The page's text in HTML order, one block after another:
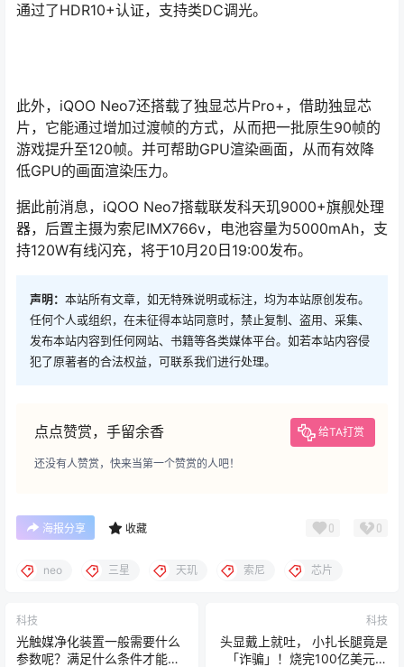
通过了HDR10+认证，支持类DC调光。
此外，iQOO Neo7还搭载了独显芯片Pro+，借助独显芯
片，它能通过增加过渡帧的方式，从而把一批原生90帧的
游戏提升至120帧。并可帮助GPU渲染画面，从而有效降
低GPU的画面渲染压力。
据此前消息，iQOO Neo7搭载联发科天玑9000+旗舰处理
器，后置主摄为索尼IMX766v，电池容量为5000mAh，支
持120W有线闪充，将于10月20日19:00发布。
声明： 本站所有文章，如无特殊说明或标注，均为本站原创发布。
任何个人或组织，在未征得本站同意时，禁止复制、盗用、采集、
发布本站内容到任何网站、书籍等各类媒体平台。如若本站内容侵
犯了原著者的合法权益，可联系我们进行处理。
点点赞赏，手留余香 给TA打赏
还没有人赞赏，快来当第一个赞赏的人吧！
海报分享 收藏 0 0
neo 三星 天玑 索尼 芯片
科技
光触媒净化装置一般需要什么
参数呢？满足什么条件才能够
科技
头显戴上就吐， 小扎长腿竟是
「诈骗」！烧完100亿美元，